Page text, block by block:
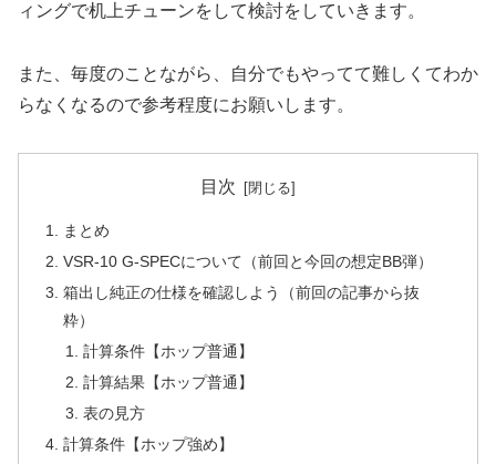
ィングで机上チューンをして検討をしていきます。
また、毎度のことながら、自分でもやってて難しくてわか
らなくなるので参考程度にお願いします。
目次
まとめ
VSR-10 G-SPECについて（前回と今回の想定BB弾）
箱出し純正の仕様を確認しよう（前回の記事から抜
粋）
計算条件【ホップ普通】
計算結果【ホップ普通】
表の見方
計算条件【ホップ強め】